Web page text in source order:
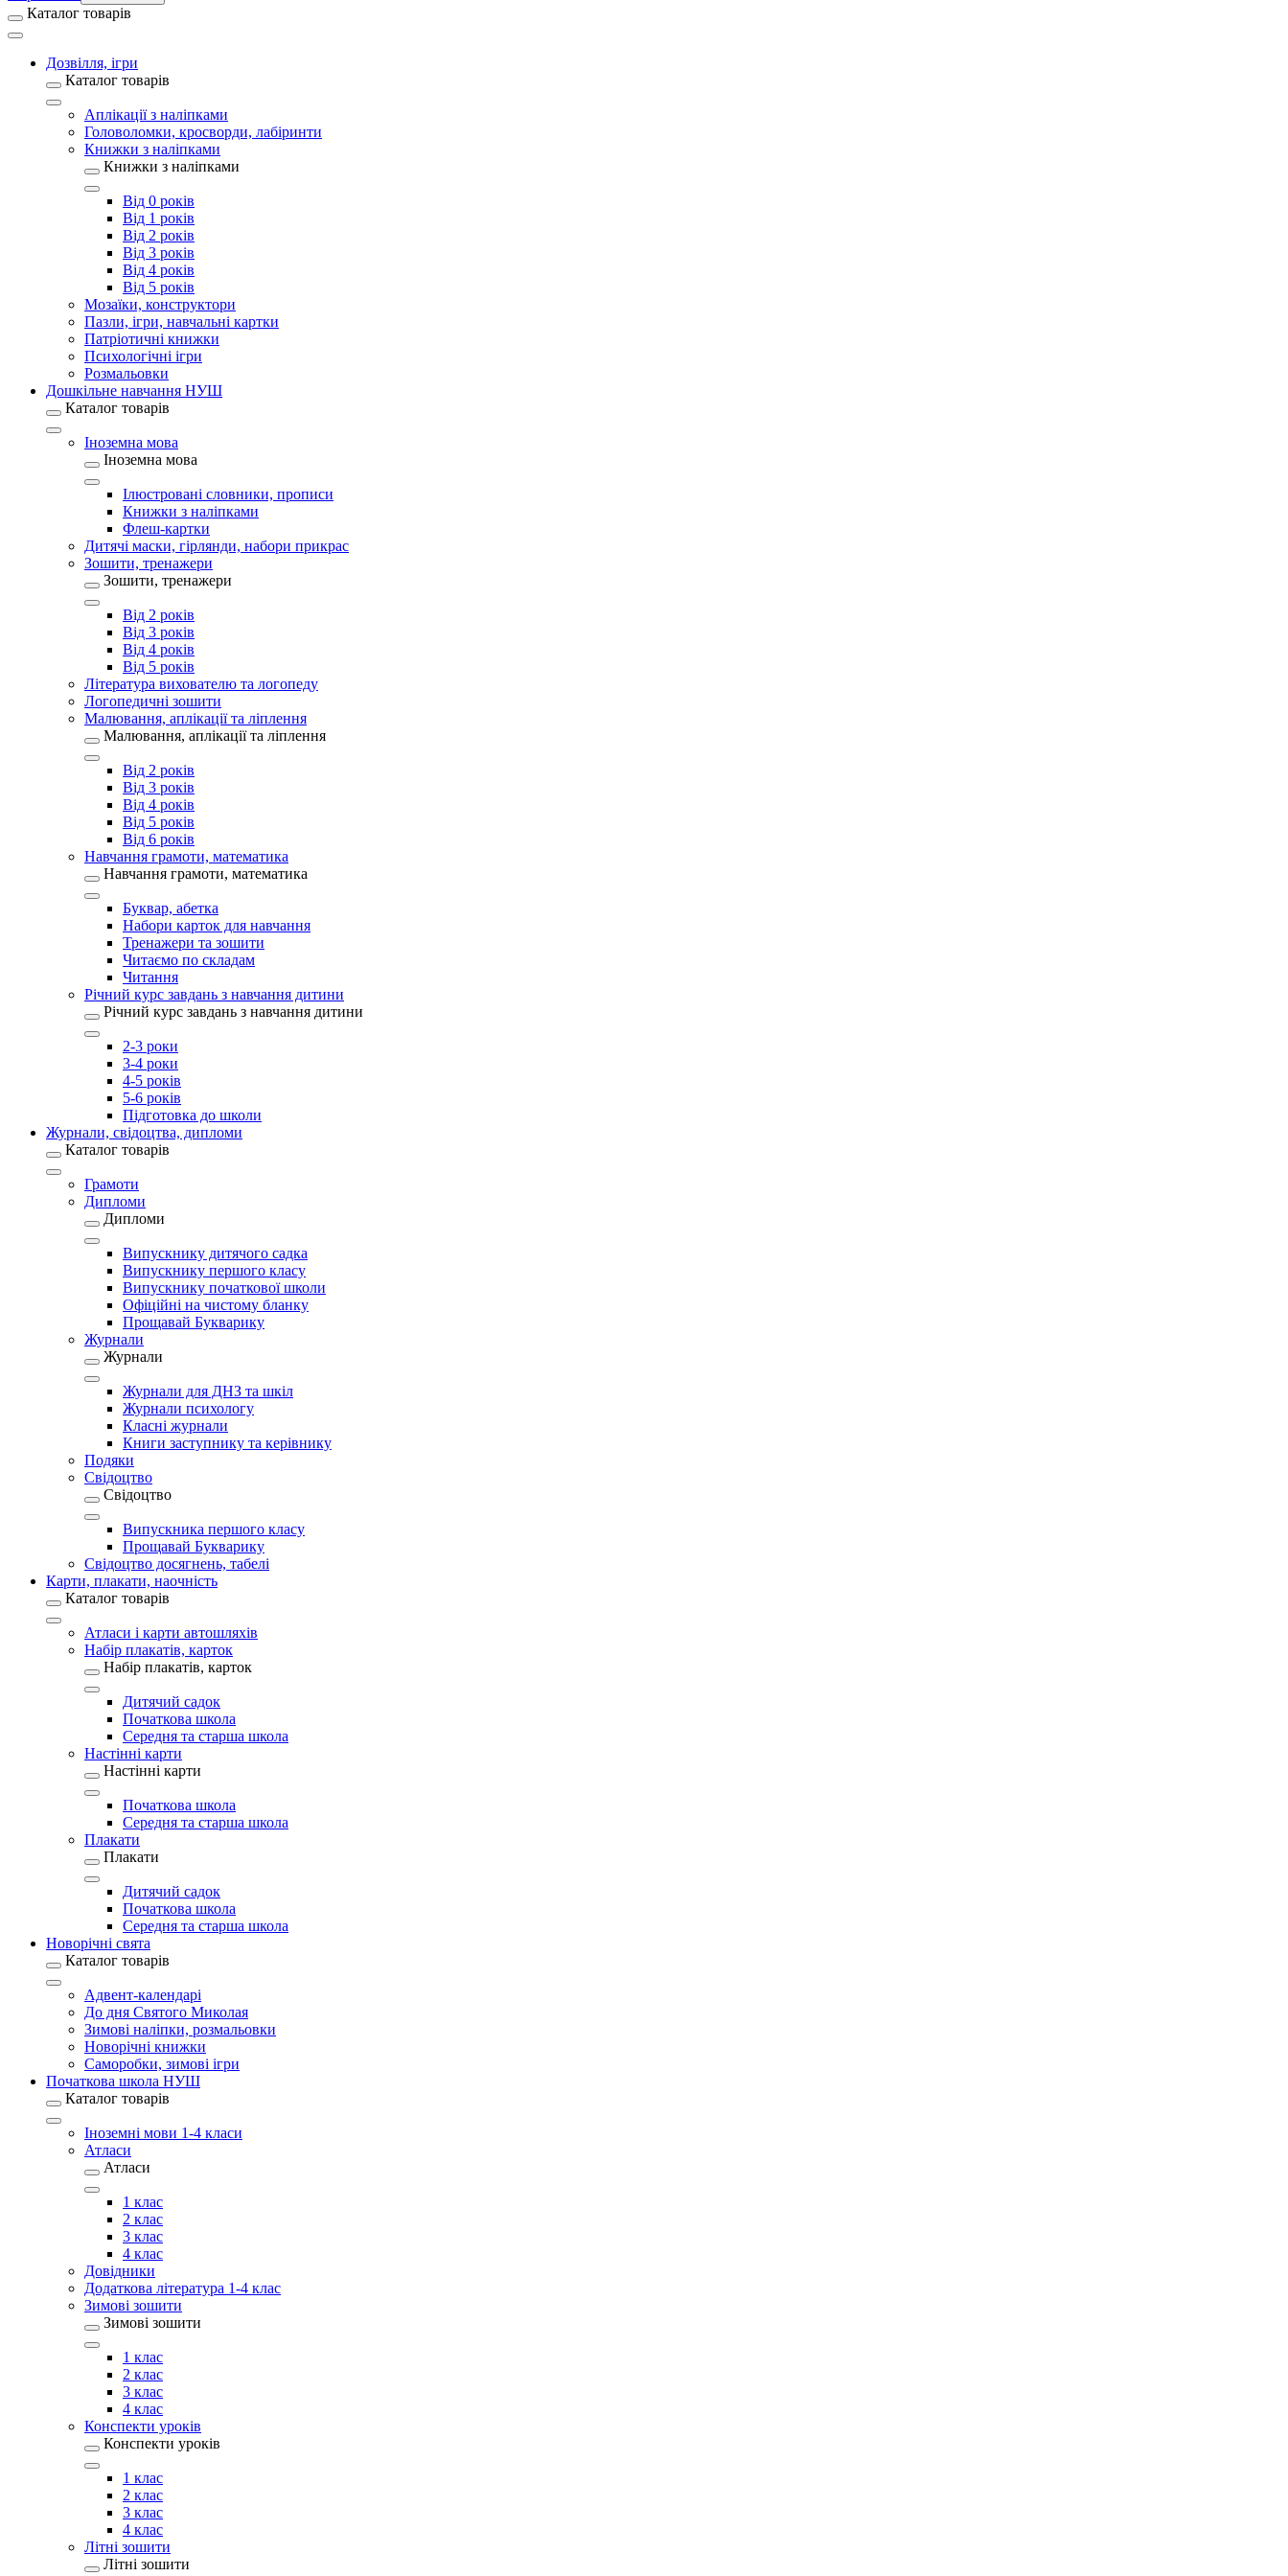
Каталог товарів
Дозвілля, ігри
Каталог товарів
Аплікації з наліпками
Головоломки, кросворди, лабіринти
Книжки з наліпками
Книжки з наліпками
Від 0 років
Від 1 років
Від 2 років
Від 3 років
Від 4 років
Від 5 років
Мозаїки, конструктори
Пазли, ігри, навчальні картки
Патріотичні книжки
Психологічні ігри
Розмальовки
Дошкільне навчання НУШ
Каталог товарів
Іноземна мова
Іноземна мова
Ілюстровані словники, прописи
Книжки з наліпками
Флеш-картки
Дитячі маски, гірлянди, набори прикрас
Зошити, тренажери
Зошити, тренажери
Від 2 років
Від 3 років
Від 4 років
Від 5 років
Література вихователю та логопеду
Логопедичні зошити
Малювання, аплікації та ліплення
Малювання, аплікації та ліплення
Від 2 років
Від 3 років
Від 4 років
Від 5 років
Від 6 років
Навчання грамоти, математика
Навчання грамоти, математика
Буквар, абетка
Набори карток для навчання
Тренажери та зошити
Читаємо по складам
Читання
Річний курс завдань з навчання дитини
Річний курс завдань з навчання дитини
2-3 роки
3-4 роки
4-5 років
5-6 років
Підготовка до школи
Журнали, свідоцтва, дипломи
Каталог товарів
Грамоти
Дипломи
Дипломи
Випускнику дитячого садка
Випускнику першого класу
Випускнику початкової школи
Офіційні на чистому бланку
Прощавай Букварику
Журнали
Журнали
Журнали для ДНЗ та шкіл
Журнали психологу
Класні журнали
Книги заступнику та керівнику
Подяки
Свідоцтво
Свідоцтво
Випускника першого класу
Прощавай Букварику
Свідоцтво досягнень, табелі
Карти, плакати, наочність
Каталог товарів
Атласи і карти автошляхів
Набір плакатів, карток
Набір плакатів, карток
Дитячий садок
Початкова школа
Середня та старша школа
Настінні карти
Настінні карти
Початкова школа
Середня та старша школа
Плакати
Плакати
Дитячий садок
Початкова школа
Середня та старша школа
Новорічні свята
Каталог товарів
Адвент-календарі
До дня Святого Миколая
Зимові наліпки, розмальовки
Новорічні книжки
Саморобки, зимові ігри
Початкова школа НУШ
Каталог товарів
Іноземні мови 1-4 класи
Атласи
Атласи
1 клас
2 клас
3 клас
4 клас
Довідники
Додаткова література 1-4 клас
Зимові зошити
Зимові зошити
1 клас
2 клас
3 клас
4 клас
Конспекти уроків
Конспекти уроків
1 клас
2 клас
3 клас
4 клас
Літні зошити
Літні зошити